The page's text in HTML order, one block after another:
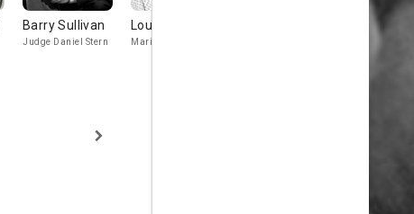
Barry Sullivan
Judge Daniel Stern
Louise Latham
Marian Stern
Pat